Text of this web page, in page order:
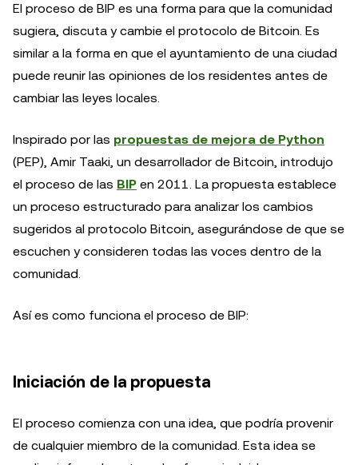
El proceso de BIP es una forma para que la comunidad
sugiera, discuta y cambie el protocolo de Bitcoin. Es
similar a la forma en que el ayuntamiento de una ciudad
puede reunir las opiniones de los residentes antes de
cambiar las leyes locales.
Inspirado por las propuestas de mejora de Python
(PEP), Amir Taaki, un desarrollador de Bitcoin, introdujo
el proceso de las BIP en 2011. La propuesta establece
un proceso estructurado para analizar los cambios
sugeridos al protocolo Bitcoin, asegurándose de que se
escuchen y consideren todas las voces dentro de la
comunidad.
Así es como funciona el proceso de BIP:
Iniciación de la propuesta
El proceso comienza con una idea, que podría provenir
de cualquier miembro de la comunidad. Esta idea se